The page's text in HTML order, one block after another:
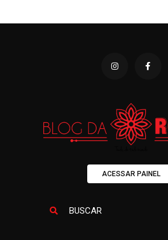
ACESSAR PAINEL
BUSCAR